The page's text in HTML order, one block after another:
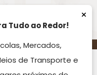
×
Tudo ao Redor!
Mercados,
de Transporte e